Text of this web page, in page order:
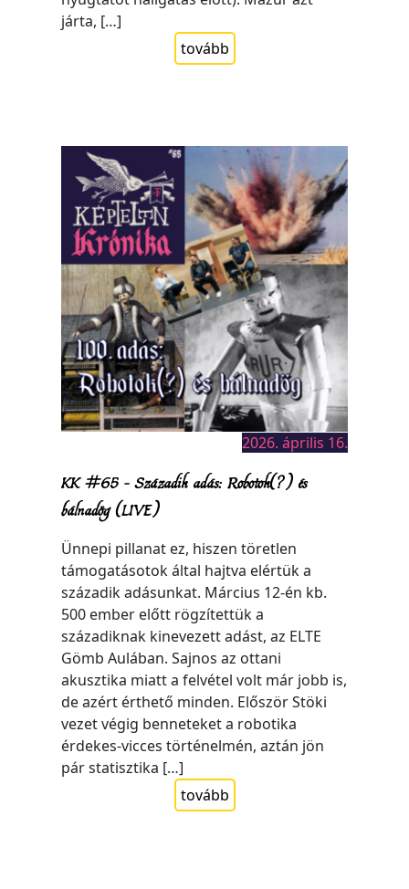
járta, […]
tovább
2026. április 16.
KK #65 – Századik adás: Robotok(?) és
bálnadög (LIVE)
Ünnepi pillanat ez, hiszen töretlen
támogatásotok által hajtva elértük a
századik adásunkat. Március 12-én kb.
500 ember előtt rögzítettük a
századiknak kinevezett adást, az ELTE
Gömb Aulában. Sajnos az ottani
akusztika miatt a felvétel volt már jobb is,
de azért érthető minden. Először Stöki
vezet végig benneteket a robotika
érdekes-vicces történelmén, aztán jön
pár statisztika […]
tovább